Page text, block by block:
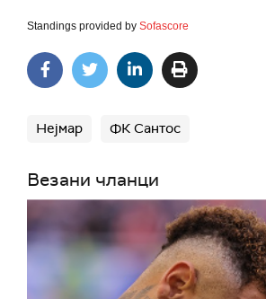
Standings provided by Sofascore
Нејмар ФК Сантос
Везани чланци